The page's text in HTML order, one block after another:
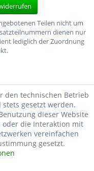
Teilen nicht um
dienen nur
lediglich der Zuordnung
den technischen Betrieb
gesetzt werden.
dieser Website
die Interaktion mit
vereinfachen
gesetzt.